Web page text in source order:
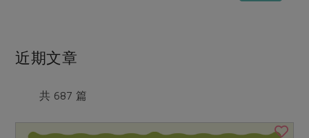
日用品
年菜食譜
養身食補
綠主張月刊
典藏閱覽室
媒體報導
下載專區
近期文章
共 687 篇